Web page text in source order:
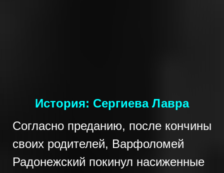
История: Сергиева Лавра
Согласно преданию, после кончины
своих родителей, Варфоломей
Радонежский покинул насиженные